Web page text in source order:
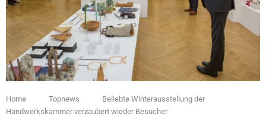
Home Topnews
Beliebte Winterausstellung der
Handwerkskammer verzaubert wieder Besucher